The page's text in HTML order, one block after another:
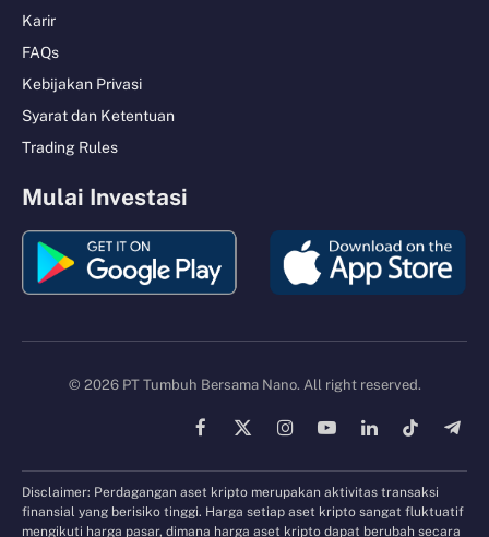
Karir
FAQs
Kebijakan Privasi
Syarat dan Ketentuan
Trading Rules
Mulai Investasi
© 2026 PT Tumbuh Bersama Nano. All right reserved.
Facebook
X
InstagramYouTubeLinkedInTikTok
Disclaimer: Perdagangan aset kripto merupakan aktivitas transaksi
finansial yang berisiko tinggi. Harga setiap aset kripto sangat fluktuatif
mengikuti harga pasar, dimana harga aset kripto dapat berubah secara